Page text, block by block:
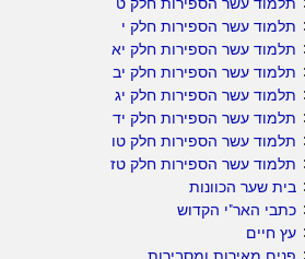
תלמוד עשר הספירות חלק י
תלמוד עשר הספירות חלק יא
תלמוד עשר הספירות חלק יב
תלמוד עשר הספירות חלק יג
תלמוד עשר הספירות חלק יד
תלמוד עשר הספירות חלק טו
תלמוד עשר הספירות חלק טז
בית שער הכוונות
כתבי האר"י הקדוש
עץ חיים